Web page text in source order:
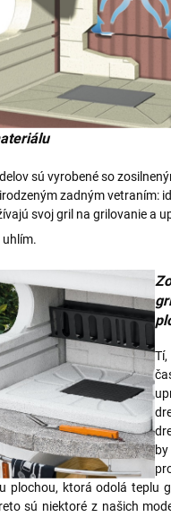
sú vyrobené so
zadným vetraním:
svoj gril na grilovanie a
uhlím.
plochou, ktorá odolá teplu
sú niektoré z našich